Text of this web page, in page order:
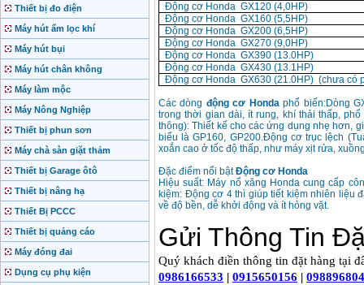
Thiết bị đo điện
Máy hút ẩm lọc khí
Máy hút bụi
Máy hút chân không
Máy làm mộc
Máy Nông Nghiệp
Thiết bị phun sơn
Máy chà sàn giặt thảm
Thiết bị Garage ôtô
Thiết bị nâng hạ
Thiết Bị PCCC
Thiết bị quảng cáo
Máy đóng đai
Dụng cụ phụ kiện
Motor Hồng ký động
cơ Hồng ký
Giá
2280000
Động cơ Honda GX120 (4,0HP)
Động cơ Honda GX160 (5,5HP)
Động cơ Honda GX200 (6,5HP)
Động cơ Honda GX270 (9,0HP)
Động cơ Honda GX390 (13.0HP)
Động cơ Honda GX430 (13.1HP)
Động cơ Honda GX630 (21.0HP) (chưa có
Các dòng động cơ Hondaphổ biến:Dòng
trong thời gian dài, ít rung, khí thải thấp,
thông): Thiết kế cho các ứng dụng nhẹ hơn,
biểu là GP160, GP200.Động cơ trục lệch
xoắn cao ở tốc độ thấp, như máy xịt rửa,
Đặc điểm nổi bậtĐộng cơ Honda
Hiệu suất: Máy nổ xăng Honda cung cấp
kiệm: Động cơ 4 thì giúp tiết kiệm nhiên liệu
về độ bền, dễ khởi động và ít hỏng vặt.